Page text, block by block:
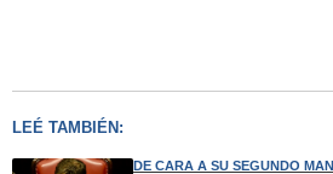
LEÉ TAMBIÉN:
DE CARA A SU SEGUNDO